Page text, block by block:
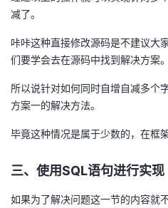
减了。
咔咔这种直接修改源码是不建议大
们要学会去在源码中找到解决方案。
所以说针对如何同时自增自减多个
方案一的解决方法。
毕竟这种情况是属于少数的，在框
三、使用SQL语句进行实现
如果为了解决问题这一节的内容就